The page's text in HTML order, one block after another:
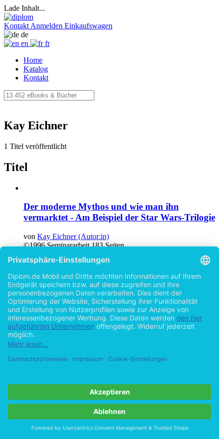
Lade Inhalt...
Kontakt Anmelden Einkaufswagen
de
en
fr
Home
Katalog
Kontakt
Kay Eichner
1 Titel veröffentlicht
Titel
Der moderne Mythos und wie man ihn
vermarktet - Am Beispiel der Star Wars-Trilogie
von Kay Eichner (Autor:in)
©1996 Seminararbeit 183 Seiten
Hilfe/FAQ
Datenschutz
AGB
Vertrag widerrufen
Zur Desktop-Version
Copyright ©Imprint in der Bedey & Thoms Media GmbH powered
byOpen Publishing
Cookie-Einstellungen